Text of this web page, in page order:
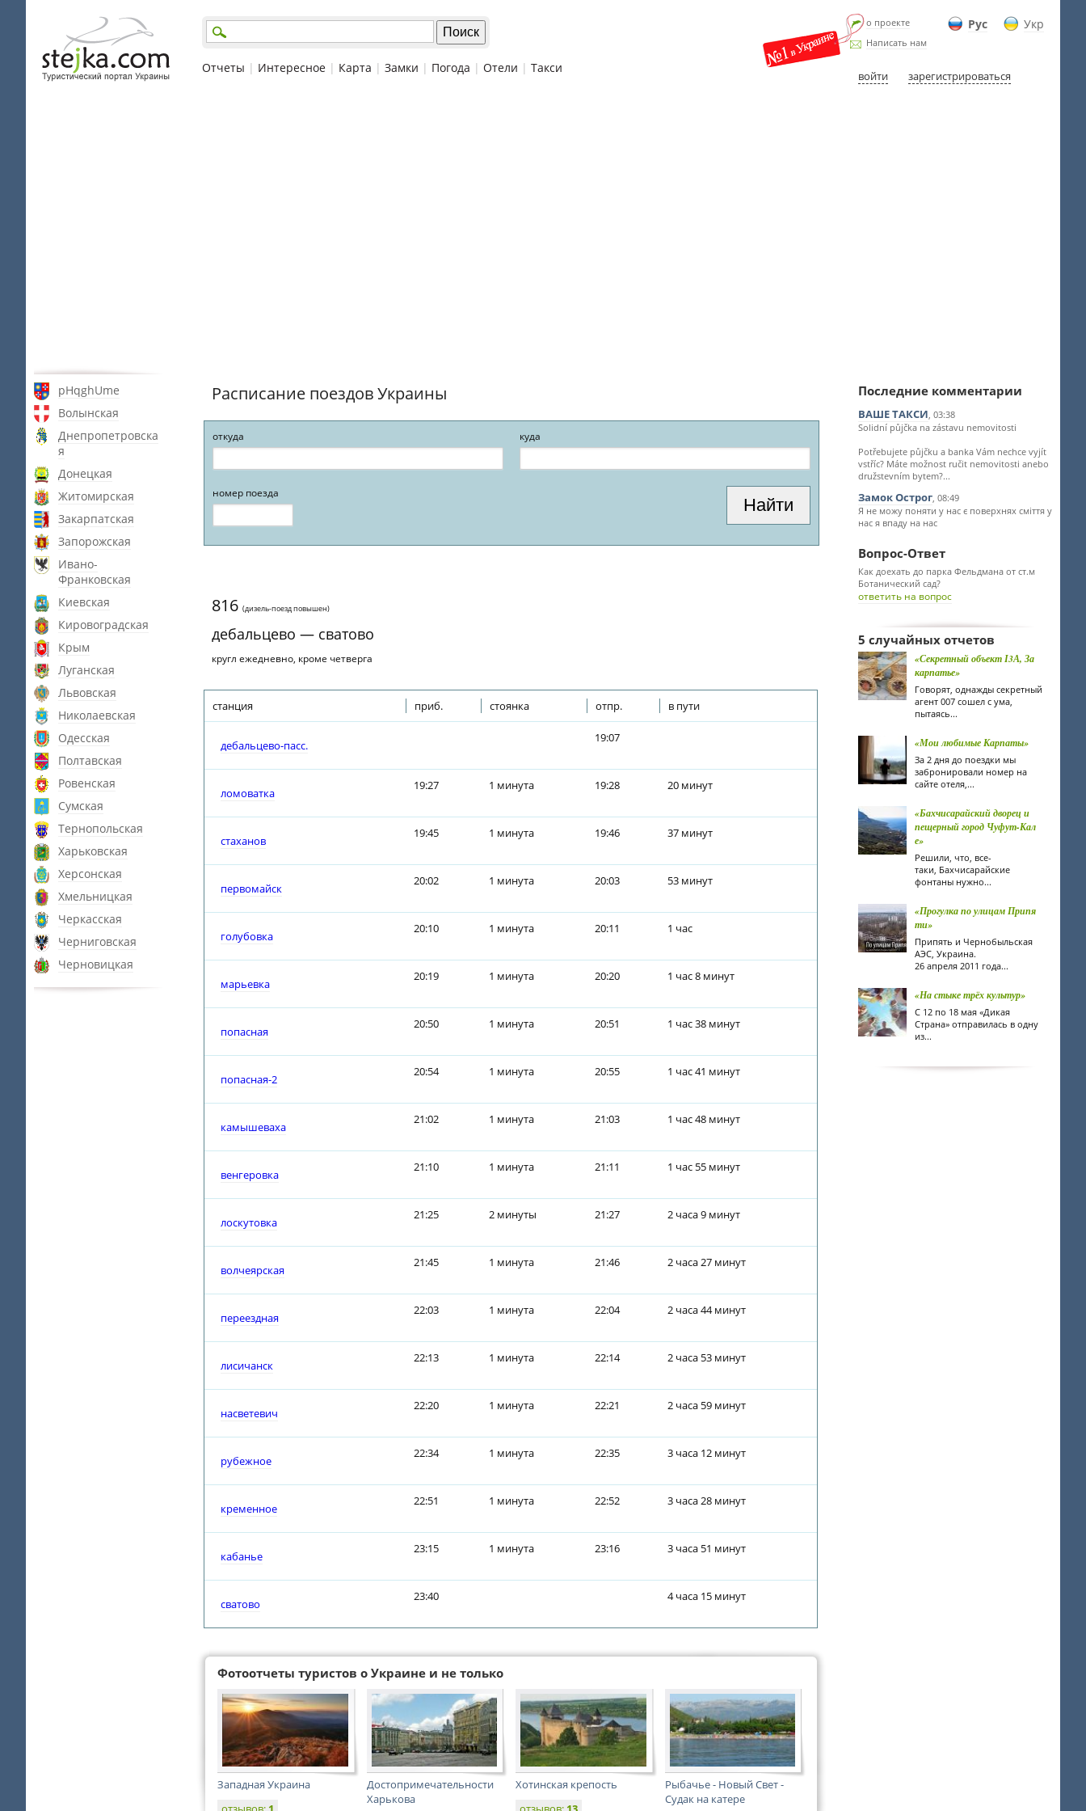
Рус Укр
о проекте
Написать нам
войти зарегистрироваться
Отчеты | Интересное | Карта | Замки | Погода | Отели | Такси
pHqghUme
Волынская
Днепропетровска
я
Донецкая
Житомирская
Закарпатская
Запорожская
Ивано-
Франковская
Киевская
Кировоградская
Крым
Луганская
Львовская
Николаевская
Одесская
Полтавская
Ровенская
Сумская
Тернопольская
Харьковская
Херсонская
Хмельницкая
Черкасская
Черниговская
Черновицкая
Расписание поездов Украины
откуда куда
номер поезда
816 (дизель-поезд повышен)
дебальцево — сватово
кругл ежедневно, кроме четверга
станция приб. стоянка отпр. в пути
дебальцево-пасс.
19:07
ломоватка
19:27 1 минута 19:28 20 минут
стаханов
19:45 1 минута 19:46 37 минут
первомайск
20:02 1 минута 20:03 53 минут
голубовка
20:10 1 минута 20:11 1 час
марьевка
20:19 1 минута 20:20 1 час 8 минут
попасная
20:50 1 минута 20:51 1 час 38 минут
попасная-2
20:54 1 минута 20:55 1 час 41 минут
камышеваха
21:02 1 минута 21:03 1 час 48 минут
венгеровка
21:10 1 минута 21:11 1 час 55 минут
лоскутовка
21:25 2 минуты 21:27 2 часа 9 минут
волчеярская
21:45 1 минута 21:46 2 часа 27 минут
переездная
22:03 1 минута 22:04 2 часа 44 минут
лисичанск
22:13 1 минута 22:14 2 часа 53 минут
насветевич
22:20 1 минута 22:21 2 часа 59 минут
рубежное
22:34 1 минута 22:35 3 часа 12 минут
кременное
22:51 1 минута 22:52 3 часа 28 минут
кабанье
23:15 1 минута 23:16 3 часа 51 минут
сватово
23:40 4 часа 15 минут
Фотоотчеты туристов о Украине и не только
Западная Украина
Достопримечательности
Харькова
Хотинская крепость
Рыбачье - Новый Свет -
Судак на катере
Последние комментарии
ВАШЕ ТАКСИ, 03:38
Solidní půjčka na zástavu nemovitosti
Potřebujete půjčku a banka Vám nechce vyjít
vstříc? Máte možnost ručit nemovitosti anebo
družstevním bytem?...
Замок Острог, 08:49
Я не можу поняти у нас є поверхнях сміття у
нас я впаду на нас
Вопрос-Ответ
Как доехать до парка Фельдмана от ст.м
Ботанический сад?
ответить на вопрос
5 случайных отчетов
«Секретный объект І3А, За
карпатье»
Говорят, однажды секретный
агент 007 сошел с ума,
пытаясь...
«Мои любимые Карпаты»
За 2 дня до поездки мы
забронировали номер на
сайте отеля,...
«Бахчисарайский дворец и
пещерный город Чуфут-Кал
е»
Решили, что, все-
таки, Бахчисарайские
фонтаны нужно...
«Прогулка по улицам Припя
ти»
Припять и Чернобыльская
АЭС, Украина.
26 апреля 2011 года...
«На стыке трёх культур»
С 12 по 18 мая «Дикая
Страна» отправилась в одну
из...